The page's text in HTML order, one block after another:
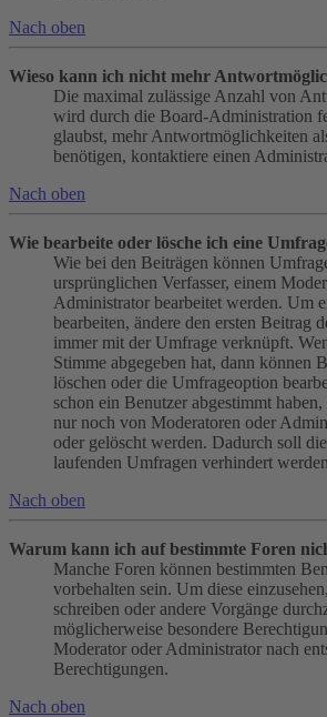
Nach oben
Wieso kann ich nicht mehr
Die maximal zulässige Anzahl von
wird durch die Board-Administration
glaubst, mehr Antwortmöglichkeiten
benötigen, kontaktiere einen
Nach oben
Wie bearbeite oder lösche ich eine
Wie bei den Beiträgen können
ursprünglichen Verfasser, einem
Administrator bearbeitet werden. Um
bearbeiten, ändere den ersten Beitrag
immer mit der Umfrage verknüpft.
Stimme abgegeben hat, dann können
löschen oder die Umfrageoption
schon ein Benutzer abgestimmt
nur noch von Moderatoren oder
oder gelöscht werden. Dadurch soll
laufenden Umfragen verhindert
Nach oben
Warum kann ich auf bestimmte Foren
Manche Foren können bestimmten
vorbehalten sein. Um diese
schreiben oder andere Vorgänge
möglicherweise besondere
Moderator oder Administrator nach
Berechtigungen.
Nach oben